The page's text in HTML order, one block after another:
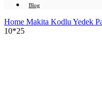
Blog
Home Makita Kodlu Yedek
10*25